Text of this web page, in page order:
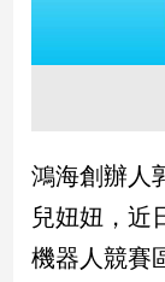
品
政
治
政
治
鴻海創辦人
兒妞妞，近
機器人競賽